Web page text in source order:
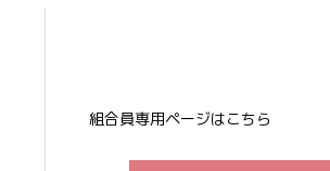
組合員専用ページはこちら